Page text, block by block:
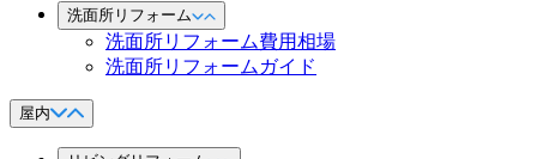
洗面所リフォーム
洗面所リフォーム費用相場
洗面所リフォームガイド
屋内